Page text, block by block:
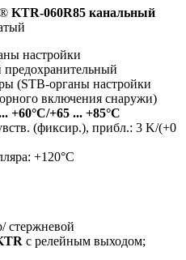
KTR-060R85 канальный
настройки
(STB-органы настройки
включения снаружи)
+60°C/+65 ... +85°C
(фиксир.), прибл.: 3 K/(+0
+120°C
стержневой
с релейным выходом;